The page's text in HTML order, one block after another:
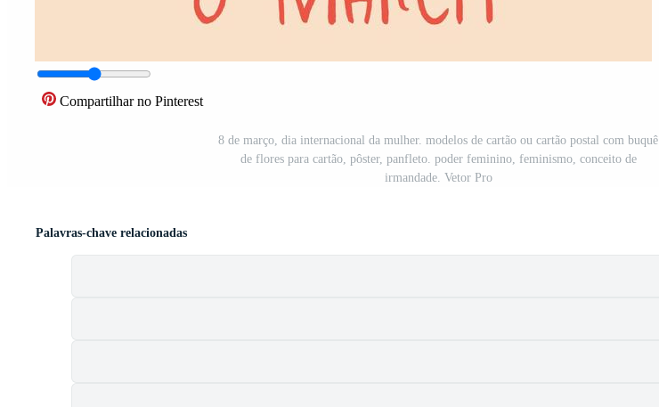
Compartilhar no Pinterest
8 de março, dia internacional da mulher. modelos de cartão ou cartão postal com buquê
de flores para cartão, pôster, panfleto. poder feminino, feminismo, conceito de
irmandade. Vetor Pro
Palavras-chave relacionadas